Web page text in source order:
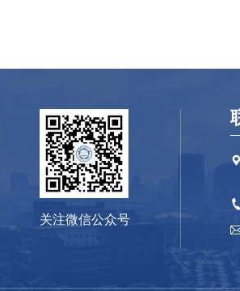
关注微信公众号

